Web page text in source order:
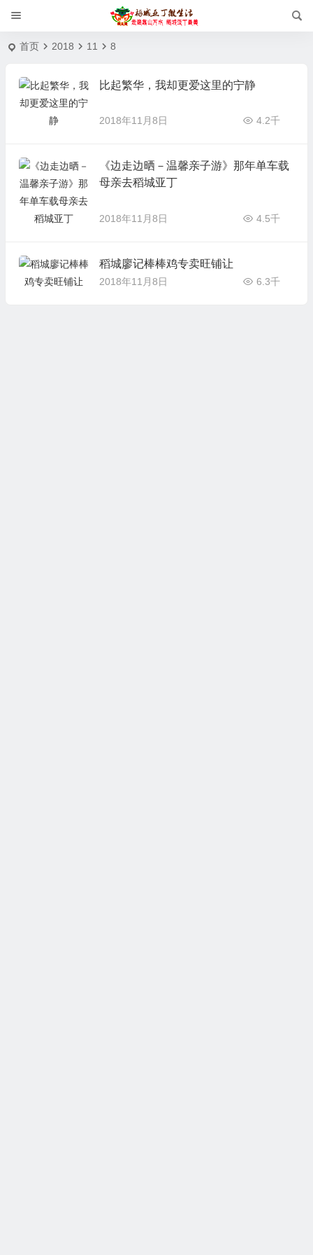
首页 2018 11 8
比起繁华，我却更爱这里的宁静
2018年11月8日 4.2千
《边走边晒－温馨亲子游》那年单车载
母亲去稻城亚丁
2018年11月8日 4.5千
稻城廖记棒棒鸡专卖旺铺让
2018年11月8日 6.3千